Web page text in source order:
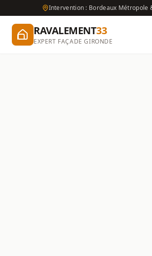
Intervention : Bordeaux Métropole
RAVALEMENT33
EXPERT FAÇADE GIRONDE